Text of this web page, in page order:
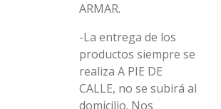
ARMAR.
-La entrega de los
productos siempre se
realiza A PIE DE
CALLE, no se subirá al
domicilio. Nos